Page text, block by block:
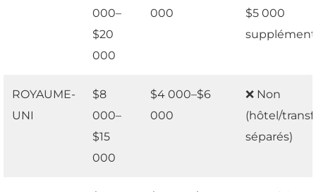
000–
$20
000
000
$5 000
ROYAUME-
UNI
$8
000–
$15
000
$4 000–$6
000
❌ Non
(hôtel/
séparés)